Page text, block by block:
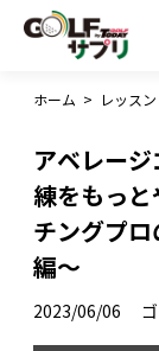
ホーム > レッスン
アベレー
練をもっ
チングプ
編〜
2023/06/06